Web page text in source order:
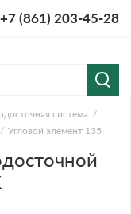
+7 (861) 203-45-28
система
Угловой элемент 135